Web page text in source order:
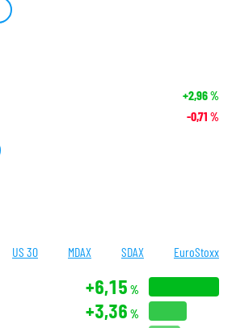
+2,96%
-0,71 %
US 30 MDAX SDAX EuroStoxx
+6,15 %
+3,36 %